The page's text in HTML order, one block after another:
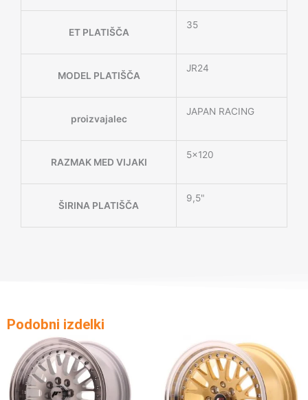
ET PLATIŠČA
35
MODEL PLATIŠČA
JR24
proizvajalec
JAPAN RACING
RAZMAK MED VIJAKI
5×120
ŠIRINA PLATIŠČA
9,5"
Podobni izdelki